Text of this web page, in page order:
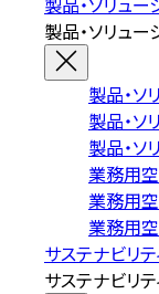
製品・ソリュー
製品・ソ
製品・
製品・
業務用空
業務用
業務用
サステナビリテ
サステナビリテ